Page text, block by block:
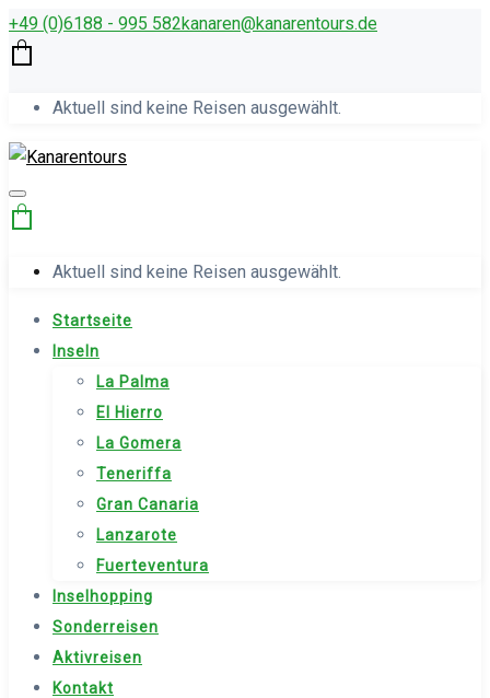
+49 (0)6188 - 995 582kana­ren@kanarentours.de
Aktuell sind keine Reisen ausgewählt.
Aktuell sind keine Reisen ausgewählt.
Startseite
Inseln
La Palma
El Hierro
La Gomera
Teneriffa
Gran Canaria
Lanzarote
Fuerteventura
Inselhopping
Sonderreisen
Aktivreisen
Kontakt